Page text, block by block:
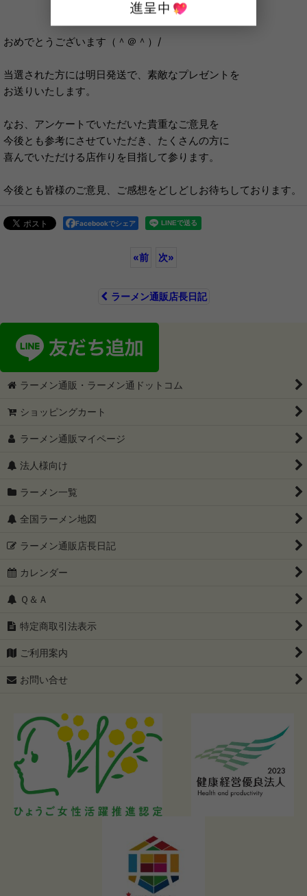
おめでとうございます（＾＠＾）/
当選された方には明日発送で、素敵なプレゼントを
お送りいたします。
なお、アンケートでいただいた貴重なご意見を
今後とも参考にさせていただき、たくさんの方に
喜んでいただける店作りを目指して参ります。
今後とも皆様のご意見、ご感想をどしどしお待ちしております。
Facebookでシェア
«前 次»
ラーメン通販店長日記
ラーメン通販・ラーメン通ドットコム
ショッピングカート
ラーメン通販マイページ
法人様向け
ラーメン一覧
全国ラーメン地図
ラーメン通販店長日記
カレンダー
Ｑ＆Ａ
特定商取引法表示
ご利用案内
お問い合せ